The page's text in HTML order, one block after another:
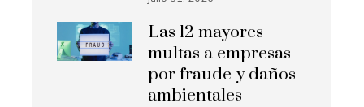
Las 12 mayores
multas a empresas
por fraude y daños
ambientales